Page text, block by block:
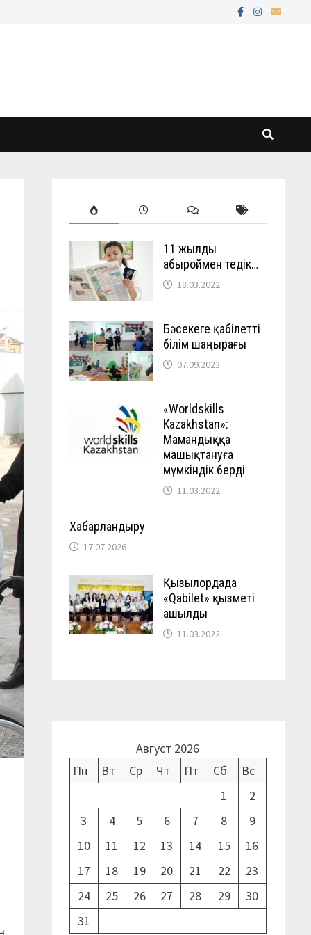
11 жылды
абыроймен өтедік…
18.03.2022
Бәсекеге қабілетті
білім шаңырағы
07.09.2023
«Worldskills
Kazakhstan»:
Мамандыққа
машықтануға
мүмкіндік берді
11.03.2022
Хабарландыру
17.07.2026
Қызылордада
«Qabilet» қызметі
ашылды
11.03.2022
Август 2026
Пн
Вт Ср Чт Пт Сб
Вс
1
2
3
4 5 6 7 8
9
10
11 12 13 14 15
16
17
18 19 20 21 22
23
24
25 26 27 28 29
30
31